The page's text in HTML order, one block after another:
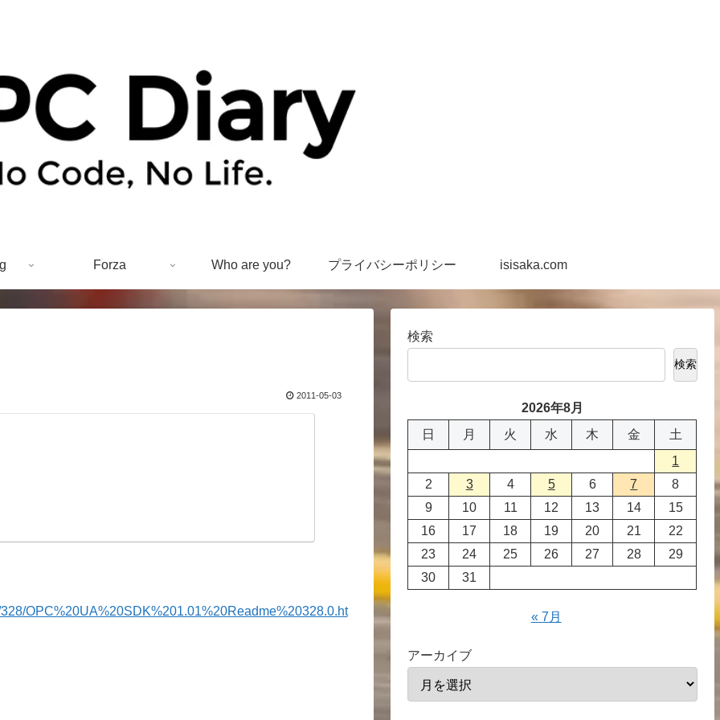
Forza Who are you? プライバシーポリシー isisaka.com
2011-05-03
OPC%20UA%20SDK%201.01%20Readme%20328.0.ht
検索
検索
2026年8月
日
月 火 水 木 金
土
1
2
3 4 5 6 7
8
9
10 11 12 13 14
15
16
17 18 19 20 21
22
23
24 25 26 27 28
29
30
31
« 7月
アーカイブ